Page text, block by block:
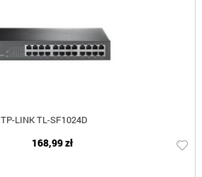
TP-LINK TL-SF1024D
168,99 zł